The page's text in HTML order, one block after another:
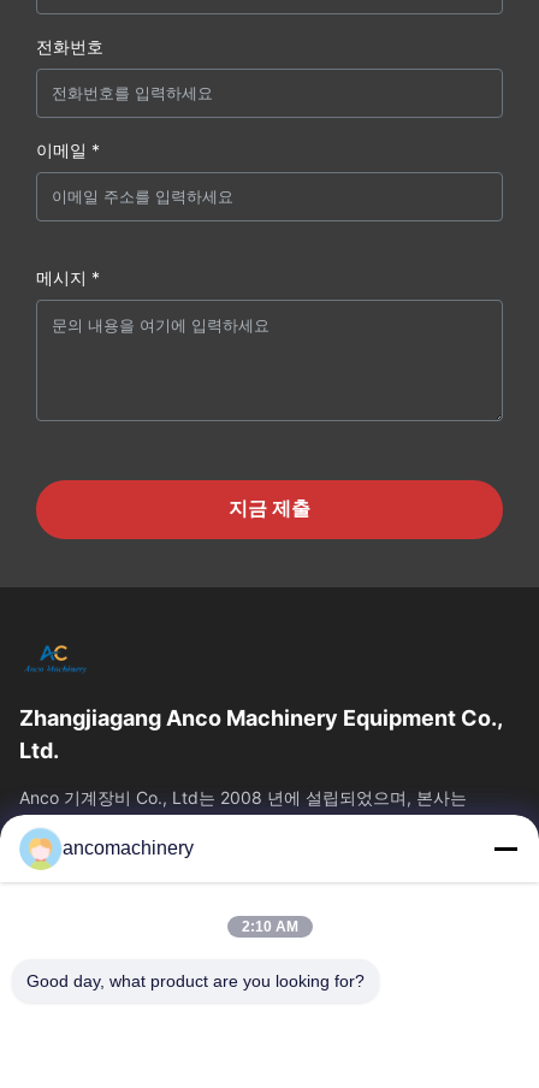
전화번호
이메일 *
메시지 *
지금 제출
Zhangjiagang Anco Machinery Equipment Co.,
Ltd.
Anco 기계장비 Co., Ltd는 2008 년에 설립되었으며, 본사는
Jiangsu 주 Suzhou 시의 Zhangjiagang 시에 위치하고 있습니다.
빠른 링크
회사 소개
공장 투어
품질 관리
ancomachinery
2:10 AM
Good day, what product are you looking for?